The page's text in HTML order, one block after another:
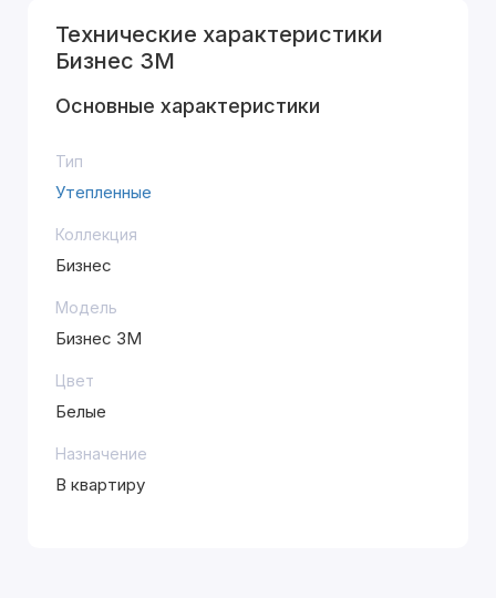
Технические характеристики
Бизнес 3М
Основные характеристики
Тип
Утепленные
Коллекция
Бизнес
Модель
Бизнес 3М
Цвет
Белые
Назначение
В квартиру